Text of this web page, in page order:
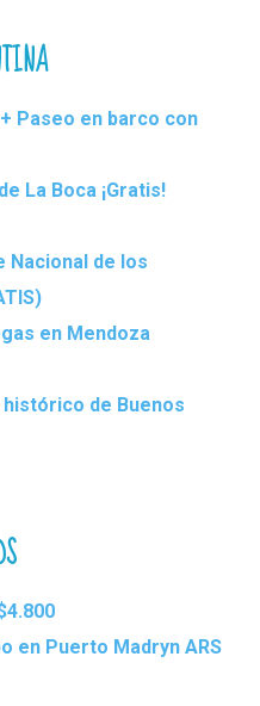
Paseo en barco con
La Boca ¡Gratis!
Nacional de los
en Mendoza
de Buenos
en Puerto Madryn ARS